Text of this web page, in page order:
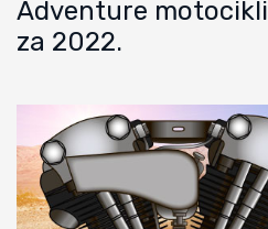
Adventure
za 2022.